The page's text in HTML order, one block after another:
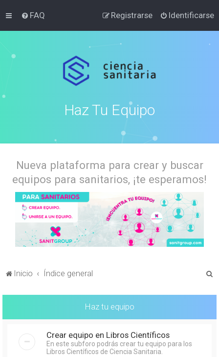
FAQ Identificarse
Registrarse
Haz Tu Equipo
Nueva plataforma para crear y buscar
equipos para sanitarios, ¡te esperamos!
Inicio Índice general
Haz tu equipo
Crear equipo en Libros Científicos
En este subforo podrás crear tu equipo para los
Libros Científicos de Ciencia Sanitaria.